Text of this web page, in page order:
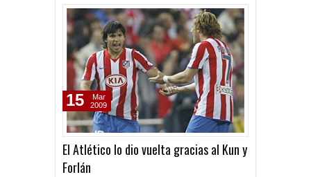
El Atlético lo dio vuelta gracias al Kun y
Forlán
15
Mar
2009